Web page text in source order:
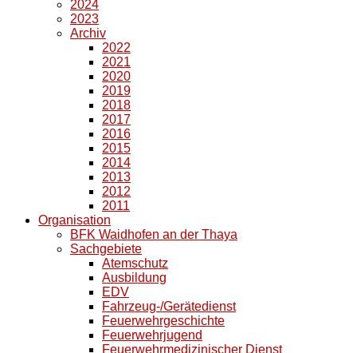
2024
2023
Archiv
2022
2021
2020
2019
2018
2017
2016
2015
2014
2013
2012
2011
Organisation
BFK Waidhofen an der Thaya
Sachgebiete
Atemschutz
Ausbildung
EDV
Fahrzeug-/Gerätedienst
Feuerwehrgeschichte
Feuerwehrjugend
Feuerwehrmedizinischer Dienst